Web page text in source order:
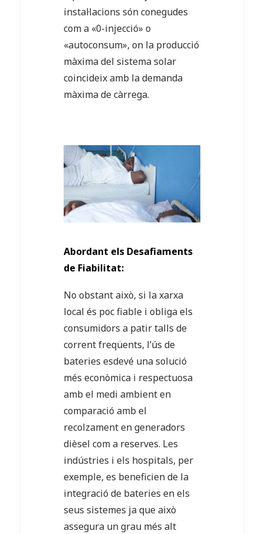
instal·lacions són conegudes
com a «0-injecció» o
«autoconsum», on la producció
màxima del sistema solar
coincideix amb la demanda
màxima de càrrega.
Abordant els Desafiaments
de Fiabilitat:
No obstant això, si la xarxa
local és poc fiable i obliga els
consumidors a patir talls de
corrent freqüents, l’ús de
bateries esdevé una solució
més econòmica i respectuosa
amb el medi ambient en
comparació amb el
recolzament en generadors
dièsel com a reserves. Les
indústries i els hospitals, per
exemple, es beneficien de la
integració de bateries en els
seus sistemes ja que això
assegura un grau més alt